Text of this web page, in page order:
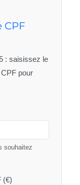
CPF
: saisissez le
CPF pour
souhaitez
(€)